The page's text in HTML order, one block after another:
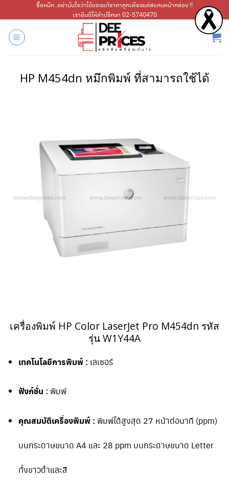
ไป
เนื้อหา
ซื้อหมึก..อย่ามั่นใจว่าได้ของแท้ราคาถูกเพียงแค่สแกนหน้ากล่อง !!
เรายินดีให้คำปรึกษา 02-5740470
HP M454dn หมึกพิมพ์ ที่สามารถใช้ได้
เครื่องพิมพ์ HP Color LaserJet Pro M454dn รหัส
รุ่น W1Y44A
เทคโนโลยีการพิมพ์ : เลเซอร์
ฟังก์ชั่น : พิมพ์
คุณสมบัติเครื่องพิมพ์ : พิมพ์ได้สูงสุด 27 หน้าต่อนาที (ppm)
บนกระดาษขนาด A4 และ 28 ppm บนกระดาษขนาด Letter
ทั้งขาวดำและสี